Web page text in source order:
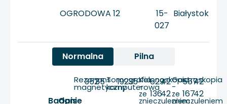
OGRODOWA 12
15-
027
Białystok
Normalna Pilna
Badanie
Opis
Rezonans
magnetyczny
35235Tomografia
komputerowa
19235Kolonoskopia
-
ze
znieczuleniem
629
136
42
42
Gastroskopia
-
ze
znieczuleniem
567
167
42
42